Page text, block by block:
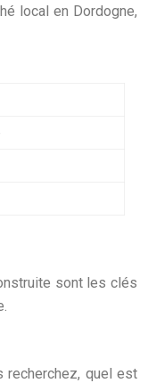
local en Dordogne,
sont les clés
recherchez, quel est